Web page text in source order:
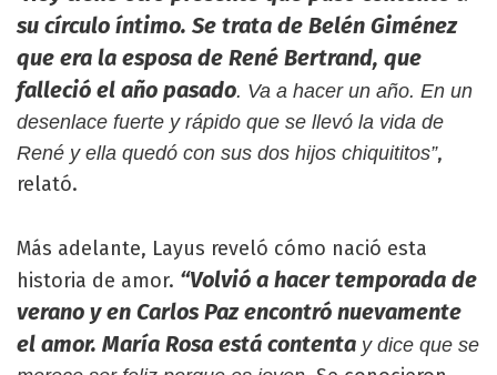
su círculo íntimo. Se trata de Belén Giménez
que era la esposa de René Bertrand, que
falleció el año pasado. Va a hacer un año. En un
desenlace fuerte y rápido que se llevó la vida de
René y ella quedó con sus dos hijos chiquititos”,
relató.
Más adelante, Layus reveló cómo nació esta
historia de amor. “Volvió a hacer temporada de
verano y en Carlos Paz encontró nuevamente
el amor. María Rosa está contenta y dice que se